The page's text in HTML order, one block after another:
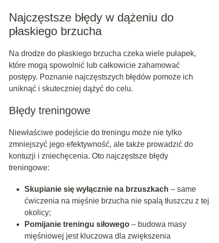
Najczęstsze błędy w dążeniu do
płaskiego brzucha
Na drodze do płaskiego brzucha czeka wiele pułapek,
które mogą spowolnić lub całkowicie zahamować
postępy. Poznanie najczęstszych błędów pomoże ich
uniknąć i skuteczniej dążyć do celu.
Błędy treningowe
Niewłaściwe podejście do treningu może nie tylko
zmniejszyć jego efektywność, ale także prowadzić do
kontuzji i zniechęcenia. Oto najczęstsze błędy
treningowe:
Skupianie się wyłącznie na brzuszkach – same
ćwiczenia na mięśnie brzucha nie spalą tłuszczu z tej
okolicy;
Pomijanie treningu siłowego– budowa masy
mięśniowej jest kluczowa dla zwiększenia